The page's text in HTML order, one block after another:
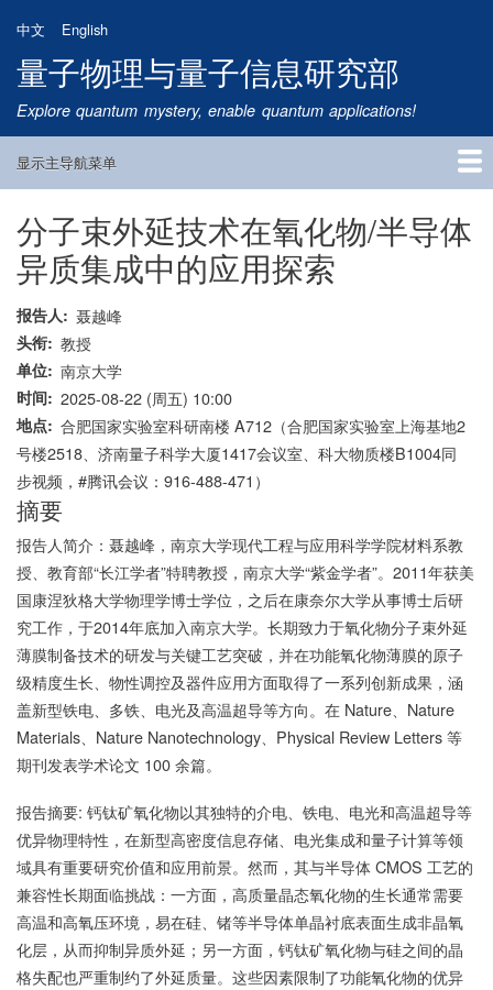
到
主
要
内
中文 English
量子物理与量子信息研究部
Explore quantum mystery, enable quantum applications!
Main
显示主导航菜单
首页
研究方向
量子卫星
团队成员
新闻动态
研究进展
学术报告
论文发表
公告通知
招生信息
相关链接
分子束外延技术在氧化物/半导体
异质集成中的应用探索
报告人 聂越峰
头衔 教授
单位 南京大学
时间 2025-08-22 (周五) 10:00
地点
合肥国家实验室科研南楼 A712（合肥国家实验室上海基地2
号楼2518、济南量子科学大厦1417会议室、科大物质楼B1004同
步视频，#腾讯会议：916-488-471）
摘要
报告人简介：聂越峰，南京大学现代工程与应用科学学院材料系教
授、教育部“长江学者”特聘教授，南京大学“紫金学者”。2011年获美
国康涅狄格大学物理学博士学位，之后在康奈尔大学从事博士后研
究工作，于2014年底加入南京大学。长期致力于氧化物分子束外延
薄膜制备技术的研发与关键工艺突破，并在功能氧化物薄膜的原子
级精度生长、物性调控及器件应用方面取得了一系列创新成果，涵
盖新型铁电、多铁、电光及高温超导等方向。在 Nature、Nature
Materials、Nature Nanotechnology、Physical Review Letters 等
期刊发表学术论文 100 余篇。
报告摘要: 钙钛矿氧化物以其独特的介电、铁电、电光和高温超导等
优异物理特性，在新型高密度信息存储、电光集成和量子计算等领
域具有重要研究价值和应用前景。然而，其与半导体 CMOS 工艺的
兼容性长期面临挑战：一方面，高质量晶态氧化物的生长通常需要
高温和高氧压环境，易在硅、锗等半导体单晶衬底表面生成非晶氧
化层，从而抑制异质外延；另一方面，钙钛矿氧化物与硅之间的晶
格失配也严重制约了外延质量。这些因素限制了功能氧化物的优异